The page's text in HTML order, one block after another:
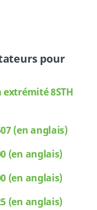
pour
extrémité 8STH
(en anglais)
(en anglais)
(en anglais)
(en anglais)